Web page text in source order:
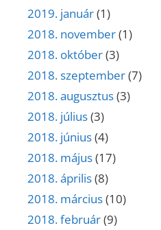
2019. január(1)
2018. november(1)
2018. október(3)
2018. szeptember(7)
2018. augusztus(3)
2018. július(3)
2018. június(4)
2018. május(17)
2018. április(8)
2018. március(10)
2018. február(9)